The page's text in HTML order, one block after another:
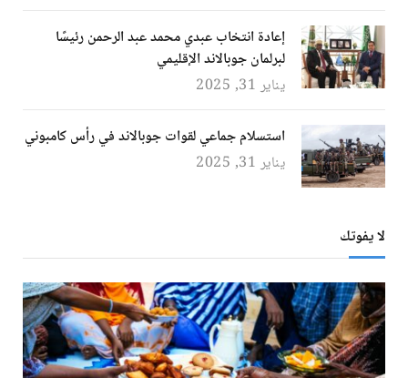
إعادة انتخاب عبدي محمد عبد الرحمن رئيسًا
لبرلمان جوبالاند الإقليمي
يناير 31, 2025
استسلام جماعي لقوات جوبالاند في رأس كامبوني
يناير 31, 2025
لا يفوتك